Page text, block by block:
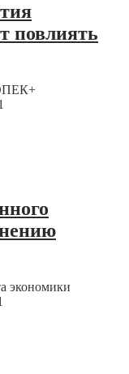
повлиять
экономики